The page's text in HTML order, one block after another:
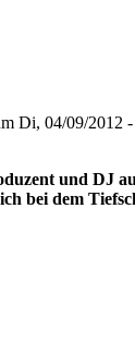
Di, 04/09/2012
und DJ
bei dem